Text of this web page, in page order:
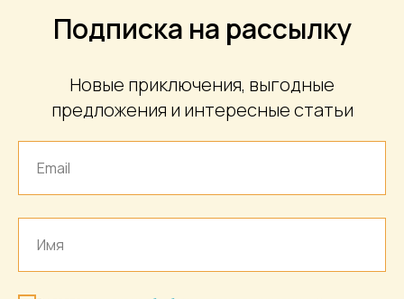
Подписка на рассылку
Новые приключения, выгодные
предложения и интересные статьи